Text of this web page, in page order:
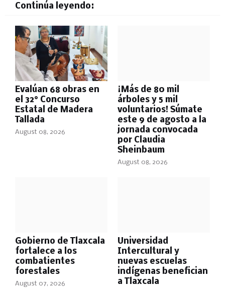
Continúa leyendo:
Evalúan 68 obras en
el 32° Concurso
Estatal de Madera
Tallada
August 08, 2026
¡Más de 80 mil
árboles y 5 mil
voluntarios! Súmate
este 9 de agosto a la
jornada convocada
por Claudia
Sheinbaum
August 08, 2026
Gobierno de Tlaxcala
fortalece a los
combatientes
forestales
August 07, 2026
Universidad
Intercultural y
nuevas escuelas
indígenas benefician
a Tlaxcala